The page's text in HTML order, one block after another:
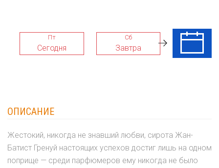
Пт
Сегодня
Сб
Завтра
Вс
ОПИСАНИЕ
Жестокий, никогда не знавший любви, сирота Жан-
Батист Гренуй настоящих успехов достиг лишь на одном
поприще — среди парфюмеров ему никогда не было